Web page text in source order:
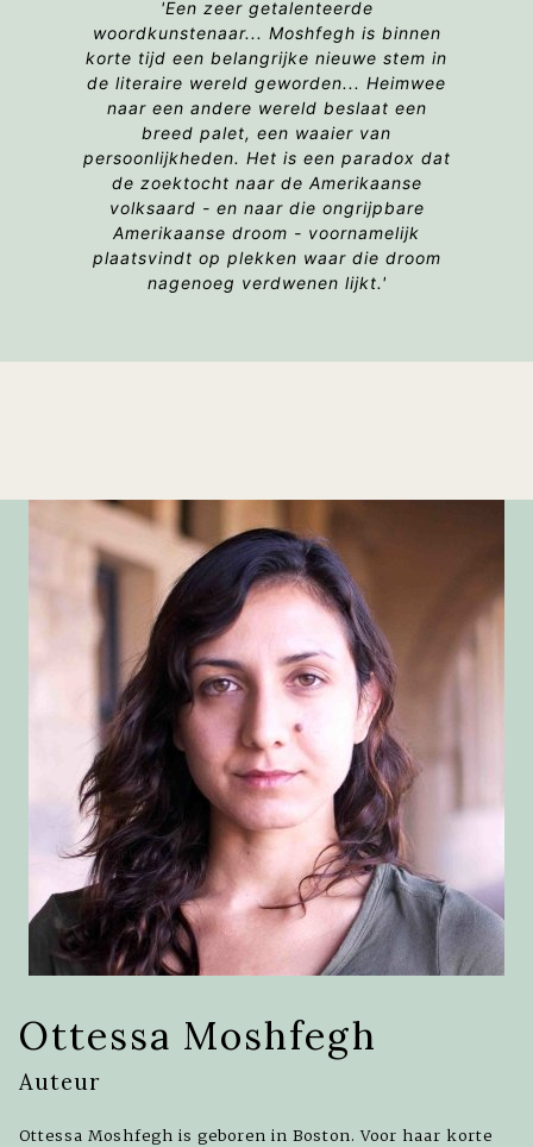
'Een zeer getalenteerde
woordkunstenaar... Moshfegh is binnen
korte tijd een belangrijke nieuwe stem in
de literaire wereld geworden... Heimwee
naar een andere wereld beslaat een
breed palet, een waaier van
persoonlijkheden. Het is een paradox dat
de zoektocht naar de Amerikaanse
volksaard - en naar die ongrijpbare
Amerikaanse droom - voornamelijk
plaatsvindt op plekken waar die droom
nagenoeg verdwenen lijkt.'
Ottessa Moshfegh
Auteur
Ottessa Moshfegh is geboren in Boston. Voor haar korte